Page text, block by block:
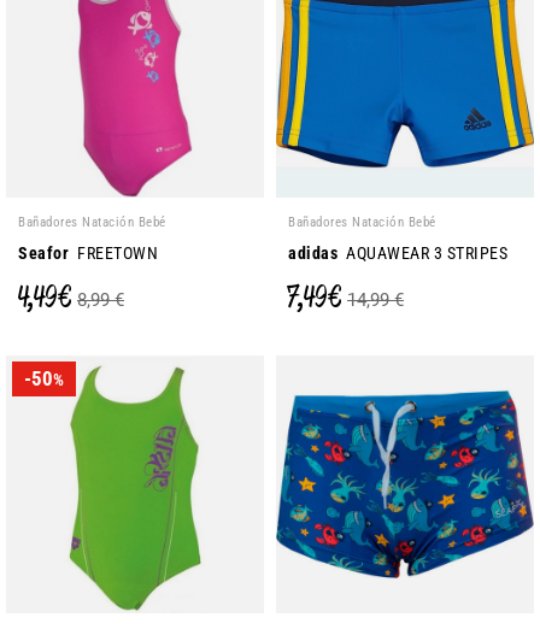
Bañadores Natación Bebé
Seafor FREETOWN
4,49 € 8,99 €
Bañadores Natación Bebé
adidas AQUAWEAR 3 STRIPES
7,49 € 14,99 €
-50%